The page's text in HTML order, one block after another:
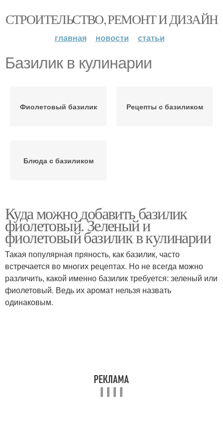
СТРОИТЕЛЬСТВО, РЕМОНТ И ДИЗАЙН
главная новости статьи
Базилик в кулинарии
Фиолетовый базилик Рецепты с базиликом
Блюда с базиликом
Куда можно добавить базилик
фиолетовый. Зеленый и
фиолетовый базилик в кулинарии
Такая популярная пряность, как базилик, часто
встречается во многих рецептах. Но не всегда можно
различить, какой именно базилик требуется: зеленый или
фиолетовый. Ведь их аромат нельзя назвать
одинаковым.